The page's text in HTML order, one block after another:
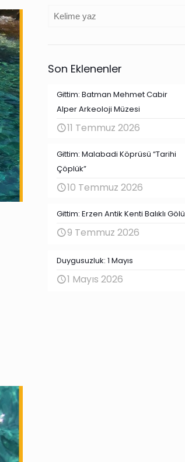
Ara
Son Eklenenler
Gittim: Batman Mehmet Cabir
Alper Arkeoloji Müzesi
11 Temmuz 2026
Gittim: Malabadi Köprüsü “Tarihi
Çöplük”
10 Temmuz 2026
Gittim: Erzen Antik Kenti Balıklı Gölü
9 Temmuz 2026
Duygusuzluk: 1 Mayıs
1 Mayıs 2026